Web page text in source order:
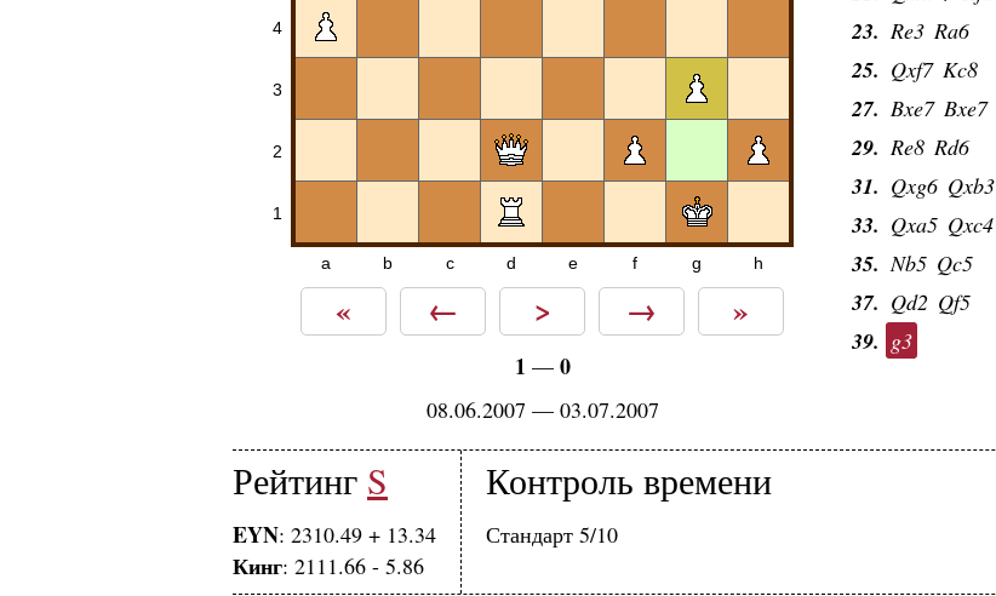
4
3
2
1
a b c d e f g h
« ← > → »
1 — 0
08.06.2007 — 03.07.2007
23. Re3 Ra6
25. Qxf7 Kc8
27. Bxe7 Bxe7
29. Re8 Rd6
31. Qxg6 Qxb3
33. Qxa5 Qxc4
35. Nb5 Qc5
37. Qd2 Qf5
39. g3
Рейтинг S
EYN: 2310.49 + 13.34
Кинг: 2111.66 - 5.86
Контроль времени
Стандарт 5/10